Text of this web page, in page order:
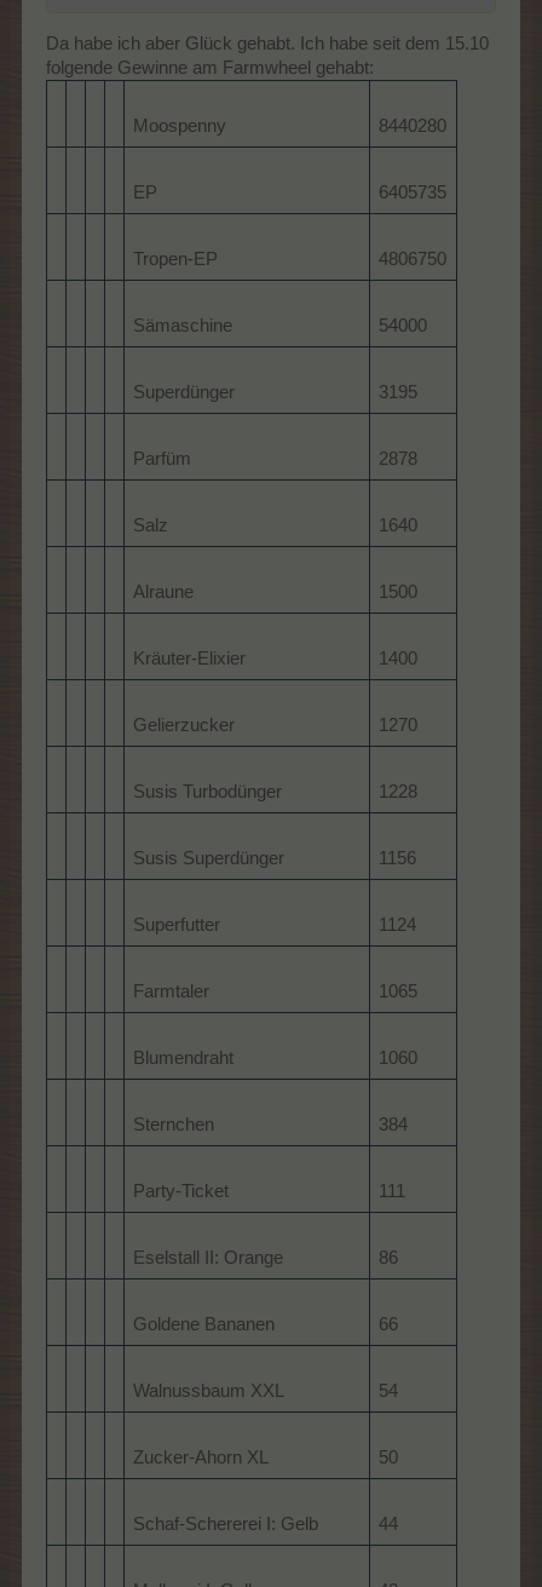
Da habe ich aber Glück gehabt. Ich habe seit dem 15.10
folgende Gewinne am Farmwheel gehabt:
Moospenny 8440280
EP 6405735
Tropen-EP 4806750
Sämaschine 54000
Superdünger 3195
Parfüm 2878
Salz 1640
Alraune 1500
Kräuter-Elixier 1400
Gelierzucker 1270
Susis Turbodünger 1228
Susis Superdünger 1156
Superfutter 1124
Farmtaler 1065
Blumendraht 1060
Sternchen 384
Party-Ticket 111
Eselstall II: Orange 86
Goldene Bananen 66
Walnussbaum XXL 54
Zucker-Ahorn XL 50
Schaf-Schererei I: Gelb 44